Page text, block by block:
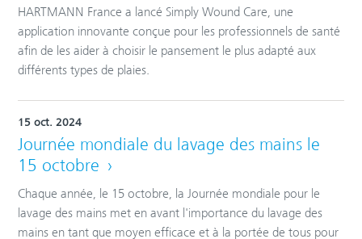
HARTMANN France a lancé Simply Wound Care, une
application innovante conçue pour les professionnels de santé
afin de les aider à choisir le pansement le plus adapté aux
différents types de plaies.
15 oct. 2024
Journée mondiale du lavage des mains le
15 octobre
Chaque année, le 15 octobre, la Journée mondiale pour le
lavage des mains met en avant l'importance du lavage des
mains en tant que moyen efficace et à la portée de tous pour